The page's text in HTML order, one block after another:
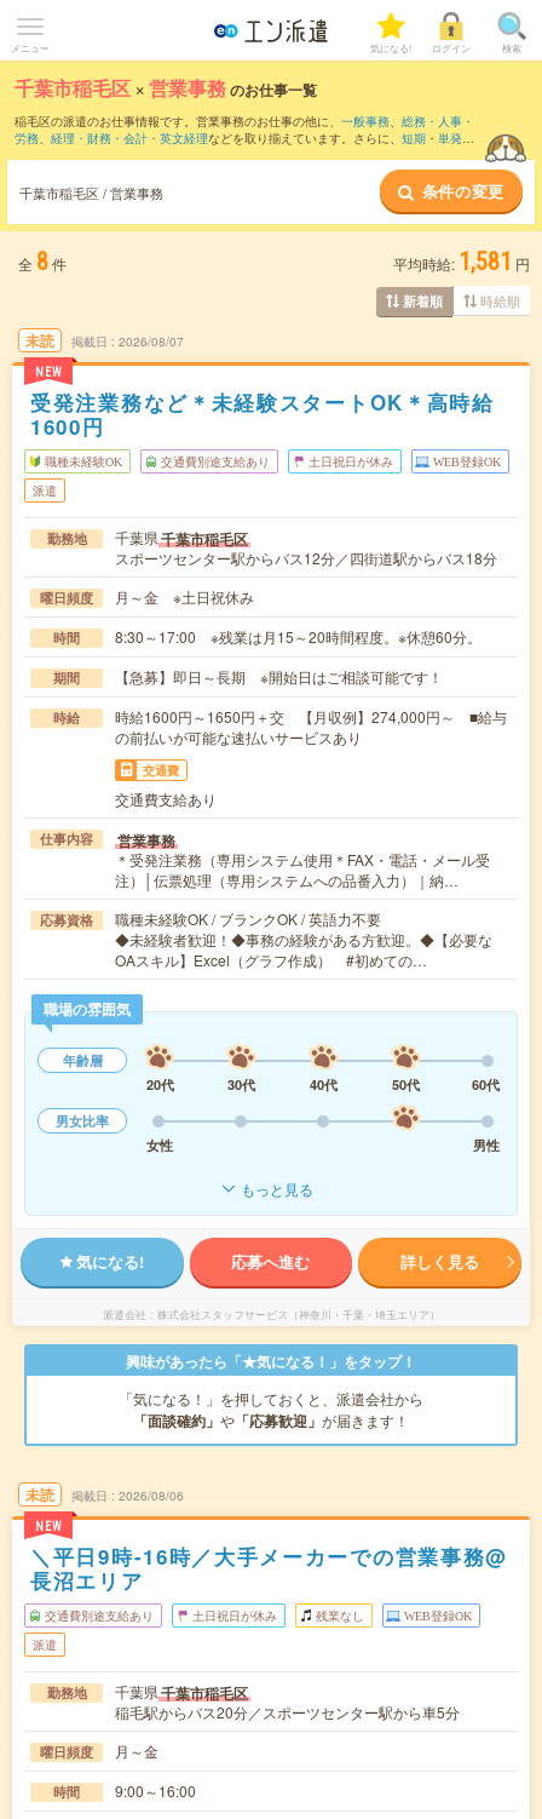
メニュー 気になる! ログイン 検索
千葉市稲毛区 ×営業事務のお仕事一覧
稲毛区の派遣のお仕事情報です。営業事務のお仕事の他に、 一般事務、 総務・人事・
労務、 経理・財務・会計・英文経理などを取り揃えています。さらに、 短期 ・ 単発な
千葉市稲毛区 / 営業事務 条件の変更
全 8件 平均時給: 1,581 円
新着順 時給順
未読
NEW
掲載日 2026/08/07
受発注業務など＊未経験スタートOK＊高時給
1600円
職種未経験OK 交通費別途支給あり 土日祝日が休み WEB登録OK
派遣
勤務地 千葉県千葉市稲毛区
スポーツセンター駅からバス12分／四街道駅からバス18分
曜日頻度 月～金 ※土日祝休み
時間 8:30～17:00 ※残業は月15～20時間程度。※休憩60分。
期間 【急募】即日～長期 ※開始日はご相談可能です！
時給
時給1600円～1650円＋交 【月収例】274,000円～ ■給与
の前払いが可能な速払いサービスあり
交通費
交通費支給あり
仕事内容 営業事務
＊受発注業務（専用システム使用＊FAX・電話・メール受
注）│伝票処理（専用システムへの品番入力）｜納…
応募資格
職種未経験OK / ブランクOK / 英語力不要
◆未経験者歓迎！◆事務の経験がある方歓迎。◆【必要な
OAスキル】Excel（グラフ作成） #初めての…
職場の雰囲気
年齢層
20代
30代 40代 50代
60代
男女比率
女性
男性
もっと見る
気になる! 応募へ進む 詳しく見る
派遣会社 株式会社スタッフサービス（神奈川・千葉・埼玉エリア）
興味があったら「★気になる！」をタップ！
「気になる！」を押しておくと、派遣会社から
「面談確約」 や 「応募歓迎」 が届きます！
未読
NEW
掲載日 2026/08/06
＼平日9時-16時／大手メーカーでの営業事務@
長沼エリア
交通費別途支給あり 土日祝日が休み 残業なし WEB登録OK
派遣
勤務地 千葉県千葉市稲毛区
稲毛駅からバス20分／スポーツセンター駅から車5分
曜日頻度 月～金
時間 9:00～16:00